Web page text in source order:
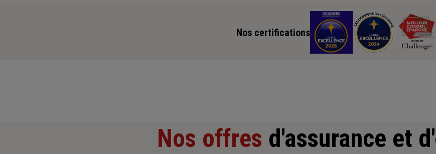
Nos certifications
Nos offres d'assurance et